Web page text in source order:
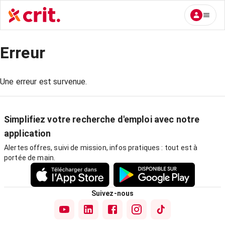
Erreur
Une erreur est survenue.
Simplifiez votre recherche d'emploi avec notre
application
Alertes offres, suivi de mission, infos pratiques : tout est à
portée de main.
Suivez-nous